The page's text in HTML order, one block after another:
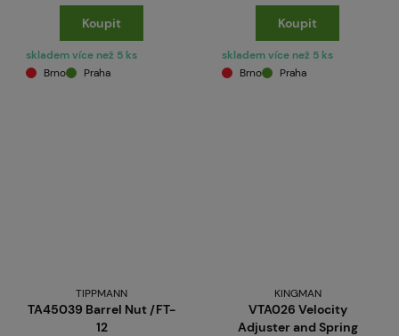
Koupit
skladem více než 5 ks
Brno
Praha
Koupit
skladem více než 5 ks
Brno
Praha
TIPPMANN
TA45039 Barrel Nut /FT-
12
KINGMAN
VTA026 Velocity
Adjuster and Spring